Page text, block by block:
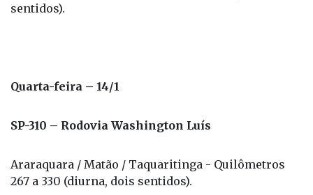
sentidos).
Quarta-feira – 14/1
SP-310 – Rodovia Washington Luís
Araraquara / Matão / Taquaritinga - Quilômetros
267 a 330 (diurna, dois sentidos).